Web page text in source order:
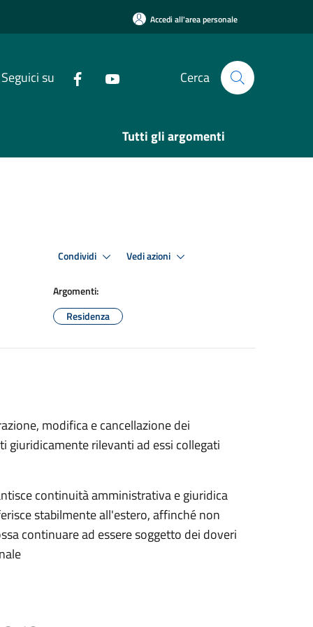
Accedi all'area personale
Seguici su Cerca
Tutti gli argomenti
Condividi Vedi azioni
Argomenti:
Residenza
modifica e cancellazione dei
giuridicamente rilevanti ad essi collegati
continuità amministrativa e giuridica
stabilmente all'estero, affinché non
continuare ad essere soggetto dei doveri